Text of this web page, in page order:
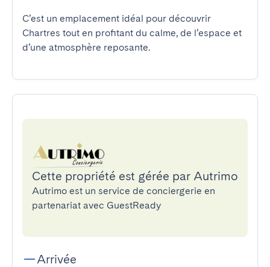
C’est un emplacement idéal pour découvrir
Chartres tout en profitant du calme, de l’espace et
d’une atmosphère reposante.
Cette propriété est gérée par Autrimo
Autrimo est un service de conciergerie en
partenariat avec GuestReady
Arrivée